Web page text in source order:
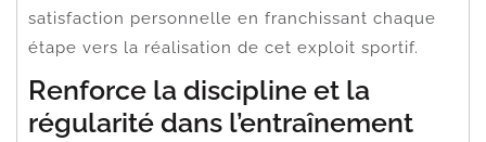
satisfaction personnelle en franchissant chaque
étape vers la réalisation de cet exploit sportif.
Renforce la discipline et la
régularité dans l’entraînement